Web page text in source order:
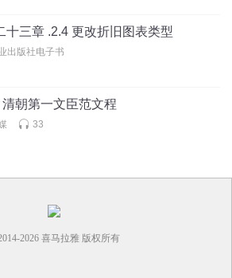
十三章 .2.4 更改折旧图表类型
出版社电子书
朝第一文臣范文程
33
2026 喜马拉雅 版权所有